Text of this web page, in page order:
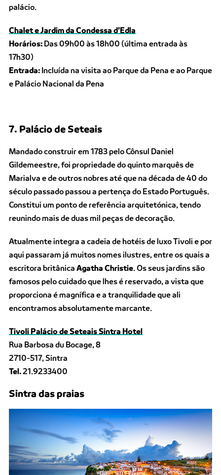
palácio.
Chalet e Jardim da Condessa d’Edla
Horários: Das 09h00 às 18h00 (última entrada às
17h30)
Entrada: Incluída na visita ao Parque da Pena e ao Parque
e Palácio Nacional da Pena
7. Palácio de Seteais
Mandado construir em 1783 pelo Cônsul Daniel
Gildemeestre, foi propriedade do quinto marquês de
Marialva e de outros nobres até que na década de 40 do
século passado passou a pertença do Estado Português.
Constitui um ponto de referência arquitetónica, tendo
reunindo mais de duas mil peças de decoração.
Atualmente integra a cadeia de hotéis de luxo Tivoli e por
aqui passaram já muitos nomes ilustres, entre os quais a
escritora britânica Agatha Christie. Os seus jardins são
famosos pelo cuidado que lhes é reservado, a vista que
proporciona é magnífica e a tranquilidade que ali
encontramos absolutamente marcante.
Tivoli Palácio de Seteais Sintra Hotel
Rua Barbosa du Bocage, 8
2710-517, Sintra
Tel.21.9233400
Sintra das praias